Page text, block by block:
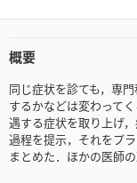
概要
同じ症状を診ても，専
するかなどは変わって
遇する症状を取り上げ
過程を提示，それをプ
まとめた．ほかの医師